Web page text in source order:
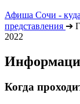
Афиша Сочи -
представления ➔
2022
Когда